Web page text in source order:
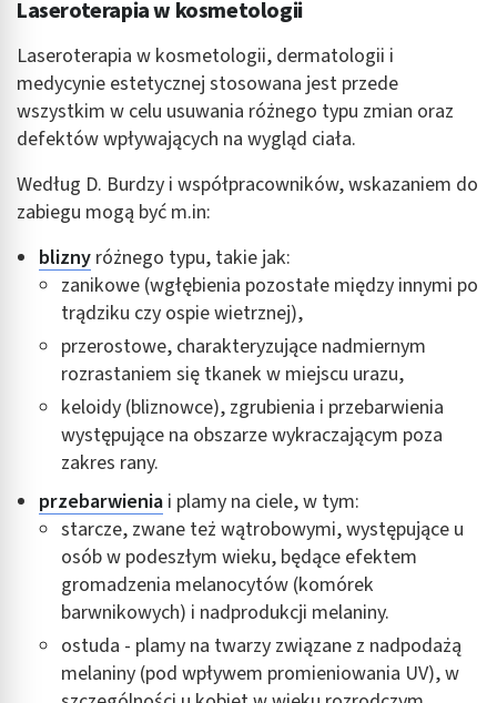
Laseroterapia w kosmetologii
Laseroterapia w kosmetologii, dermatologii i
medycynie estetycznej stosowana jest przede
wszystkim w celu usuwania różnego typu zmian oraz
defektów wpływających na wygląd ciała.
Według D. Burdzy i współpracowników, wskazaniem do
zabiegu mogą być m.in:
blizny różnego typu, takie jak:
zanikowe (wgłębienia pozostałe między innymi po
trądziku czy ospie wietrznej),
przerostowe, charakteryzujące nadmiernym
rozrastaniem się tkanek w miejscu urazu,
keloidy (bliznowce), zgrubienia i przebarwienia
występujące na obszarze wykraczającym poza
zakres rany.
przebarwienia i plamy na ciele, w tym:
starcze, zwane też wątrobowymi, występujące u
osób w podeszłym wieku, będące efektem
gromadzenia melanocytów (komórek
barwnikowych) i nadprodukcji melaniny.
ostuda - plamy na twarzy związane z nadpodażą
melaniny (pod wpływem promieniowania UV), w